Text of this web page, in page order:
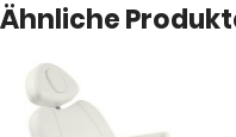
Ähnliche